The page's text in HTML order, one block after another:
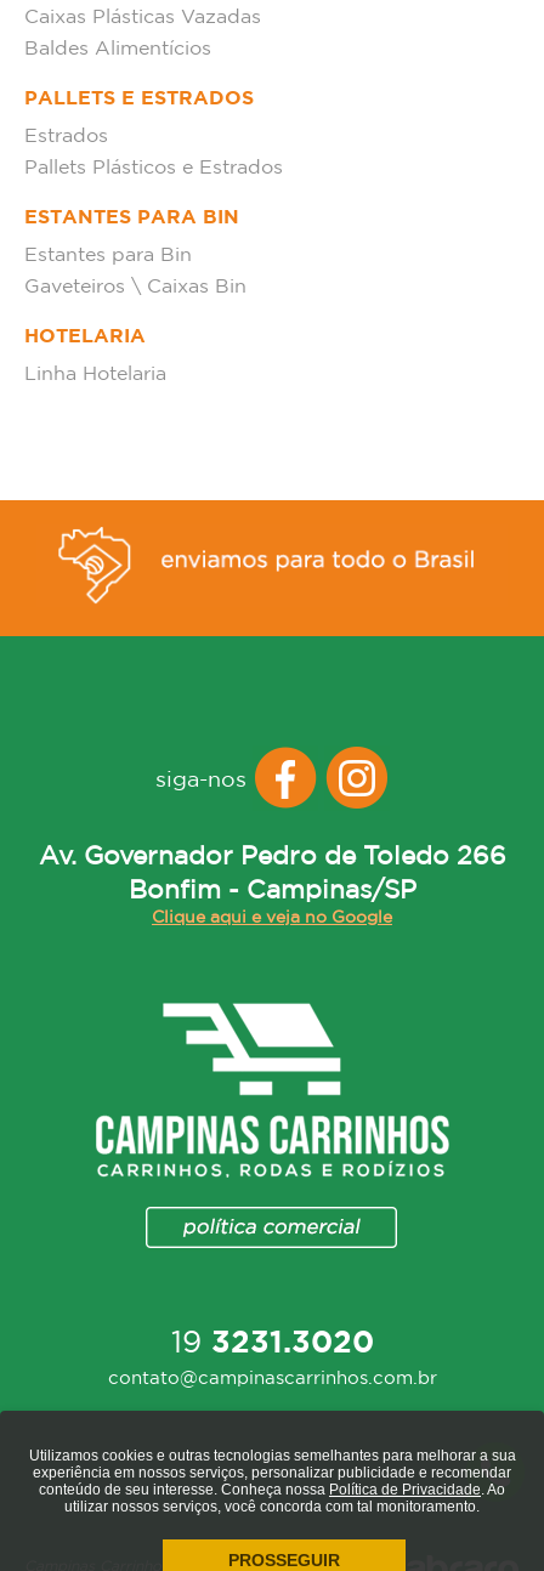
Caixas Plásticas Vazadas
Baldes Alimentícios
PALLETS E ESTRADOS
Estrados
Pallets Plásticos e Estrados
ESTANTES PARA BIN
Estantes para Bin
Gaveteiros \ Caixas Bin
HOTELARIA
Linha Hotelaria
siga-nos
Av. Governador Pedro de Toledo 266
Bonfim - Campinas/SP
Clique aqui e veja no Google
19 3231.3020
contato@campinascarrinhos.com.br
Campinas Carrinhos 2020 - todos
Utilizamos cookies e outras tecnologias semelhantes para melhorar a sua
experiência em nossos serviços, personalizar publicidade e recomendar
conteúdo de seu interesse. Conheça nossa Política de Privacidade. Ao
utilizar nossos serviços, você concorda com tal monitoramento.
PROSSEGUIR